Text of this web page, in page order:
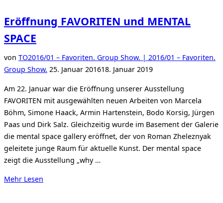
Eröffnung FAVORITEN und MENTAL
SPACE
von TO2016/01 – Favoriten. Group Show. | 2016/01 – Favoriten.
Group Show. Veröffentlicht
25. Januar 201618. Januar 2019
Am 22. Januar war die Eröffnung unserer Ausstellung
FAVORITEN mit ausgewählten neuen Arbeiten von Marcela
Böhm, Simone Haack, Armin Hartenstein, Bodo Korsig, Jürgen
Paas und Dirk Salz. Gleichzeitig wurde im Basement der Galerie
die mental space gallery eröffnet, der von Roman Zheleznyak
geleitete junge Raum für aktuelle Kunst. Der mental space
zeigt die Ausstellung „why …
Mehr über
Lesen